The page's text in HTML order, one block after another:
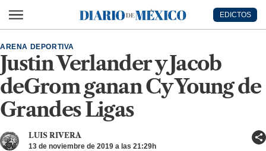
Diario de México
EDICTOS
Justin Verlander y Jacob
deGrom ganan Cy Young de
Grandes Ligas
ARENA DEPORTIVA
LUIS RIVERA
13 de noviembre de 2019 a las 21:29h